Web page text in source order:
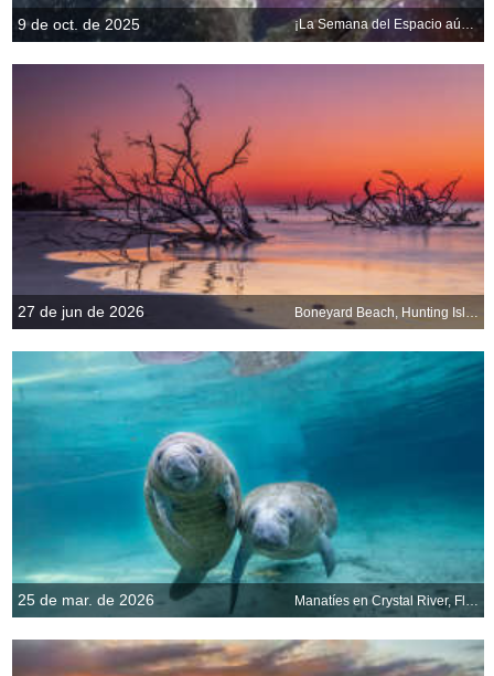
9 de oct. de 2025 ¡La Semana del Espacio aún no ha terminado!
27 de jun de 2026 Boneyard Beach, Hunting Island, Carolina del Sur, EE. UU.
25 de mar. de 2026